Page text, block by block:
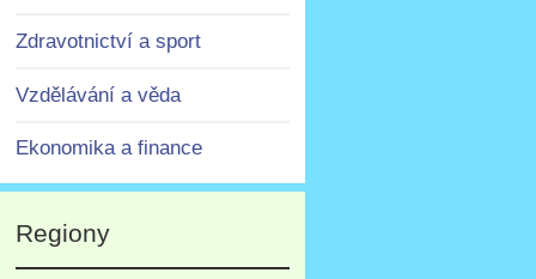
Zdravotnictví a sport
Vzdělávání a věda
Ekonomika a finance
Regiony